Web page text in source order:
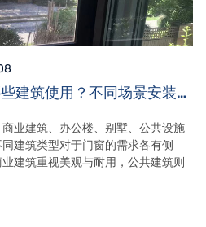
建筑使用？不同场景安装需
业建筑、办公楼、别墅、公共设施
建筑类型对于门窗的需求各有侧
建筑重视美观与耐用，公共建筑则